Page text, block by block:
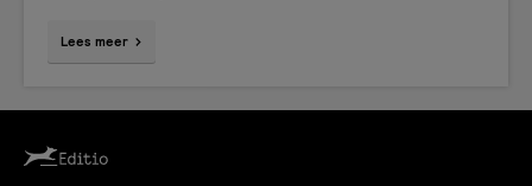
Lees meer